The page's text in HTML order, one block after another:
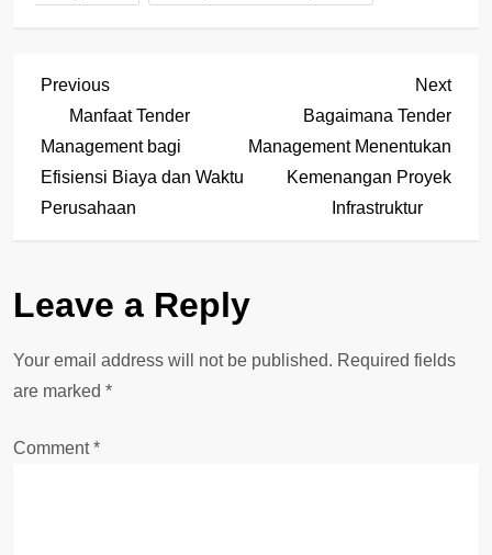
P
o
s
v
Previous
Post
Previous
Manfaat Tender
Management bagi
Efisiensi Biaya dan Waktu
Perusahaan
Next
Post
Next
Bagaimana Tender
Management Menentukan
Kemenangan Proyek
Infrastruktur
Leave a Reply
Your email address will not be published. Required fields
are marked *
Comment*